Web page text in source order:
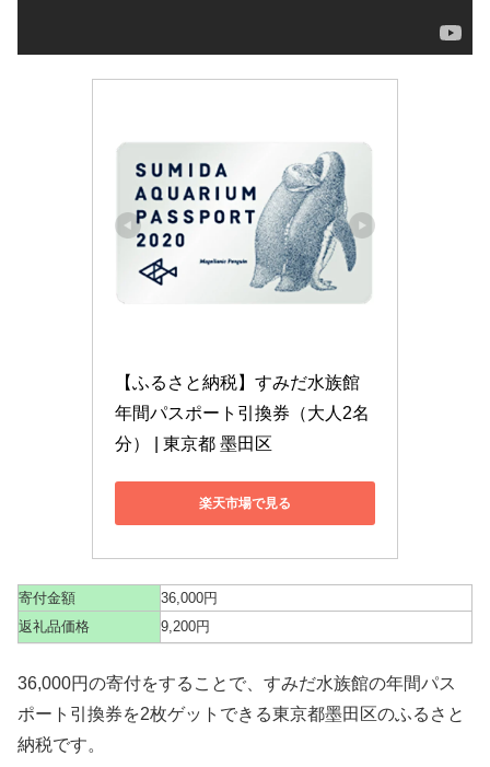
【ふるさと納税】すみだ水族館
年間パスポート引換券（大人2名
分） | 東京都 墨田区
楽天市場で見る
寄付金額
36,000円
返礼品価格
9,200円
36,000円の寄付をすることで、すみだ水族館の年間パス
ポート引換券を2枚ゲットできる東京都墨田区のふるさと
納税です。